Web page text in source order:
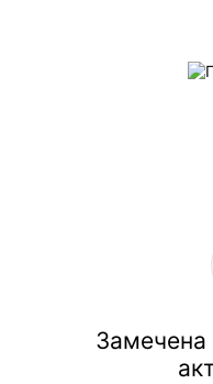
Замечена